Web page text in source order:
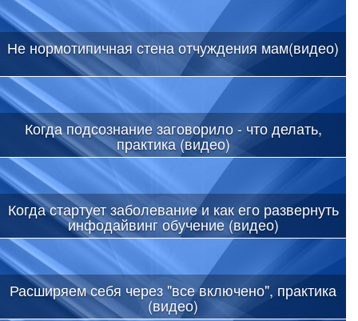
Не нормотипичная стена отчуждения мам(видео)
Когда подсознание заговорило - что делать,
практика (видео)
Когда стартует заболевание и как его развернуть
инфодайвинг обучение (видео)
Расширяем себя через "все включено", практика
(видео)